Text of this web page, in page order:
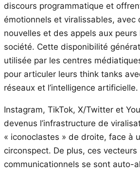
discours programmatique et
émotionnels et viralissables, avec
nouvelles et des appels aux
société. Cette disponibilité
utilisée par les centres
pour articuler leurs think tanks
réseaux et l’intelligence artificielle.
Instagram, TikTok, X/Twitter et
devenus l’infrastructure de
« iconoclastes » de droite, face à
circonspect. De plus, ces vecteurs
communicationnels se sont auto-